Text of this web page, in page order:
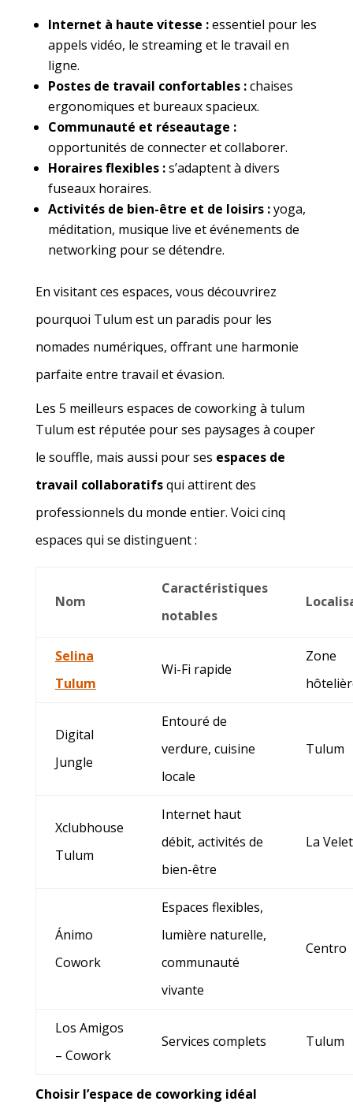
Internet à haute vitesse :essentiel pour les
appels vidéo, le streaming et le travail en
ligne.
Postes de travail confortables :chaises
ergonomiques et bureaux spacieux.
Communauté et réseautage :
opportunités de connecter et collaborer.
Horaires flexibles :s’adaptent à divers
fuseaux horaires.
Activités de bien-être et de loisirs :yoga,
méditation, musique live et événements de
networking pour se détendre.
En visitant ces espaces, vous découvrirez
pourquoi Tulum est un paradis pour les
nomades numériques, offrant une harmonie
parfaite entre travail et évasion.
Les 5 meilleurs espaces de coworking à tulum
Tulum est réputée pour ses paysages à couper
le souffle, mais aussi pour ses espaces de
travail collaboratifsqui attirent des
professionnels du monde entier. Voici cinq
espaces qui se distinguent :
Nom
Caractéristiques
notables
Selina
Tulum
Wi-Fi rapide
Zone
Digital
Jungle
Entouré de
verdure, cuisine
locale
Tulum
Xclubhouse
Tulum
Internet haut
débit, activités de
bien-être
La
Ánimo
Cowork
Espaces flexibles,
lumière naturelle,
communauté
vivante
Centro
Los Amigos
– Cowork
Services complets Tulum
Choisir l’espace de coworking idéal